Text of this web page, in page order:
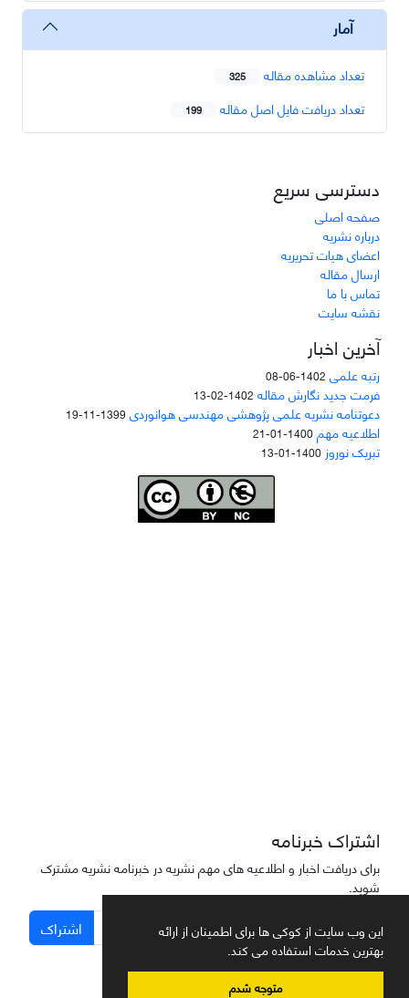
این وب سایت از کوکی ها برای اطمینان از ارائه
بهترین خدمات استفاده می کند.
متوجه شدم
آمار
تعداد مشاهده مقاله 325
تعداد دریافت فایل اصل مقاله 199
دسترسی سریع
صفحه اصلی
درباره نشریه
اعضای هیات تحریریه
ارسال مقاله
تماس با ما
نقشه سایت
آخرین اخبار
رتبه علمی 1402-06-08
فرمت جدید نگارش مقاله 1402-02-13
دعوتنامه نشریه علمی پژوهشی مهندسی هوانوردی1399-11-19
اطلاعیه مهم1400-01-21
تبریک نوروز 1400-01-13
اشتراک خبرنامه
برای دریافت اخبار و اطلاعیه های مهم نشریه در خبرنامه نشریه مشترک
شوید.
اشتراک